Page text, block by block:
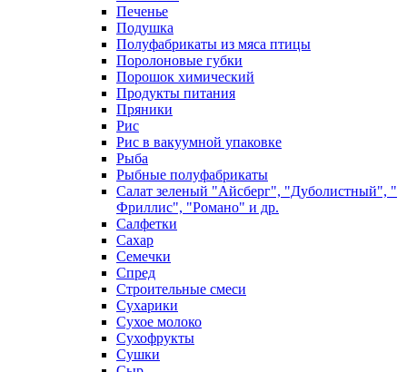
Печенье
Подушка
Полуфабрикаты из мяса птицы
Поролоновые губки
Порошок химический
Продукты питания
Пряники
Рис
Рис в вакуумной упаковке
Рыба
Рыбные полуфабрикаты
Салат зеленый "Айсберг", "Дуболистный", "
Фриллис", "Романо" и др.
Салфетки
Сахар
Семечки
Спред
Строительные смеси
Сухарики
Сухое молоко
Сухофрукты
Сушки